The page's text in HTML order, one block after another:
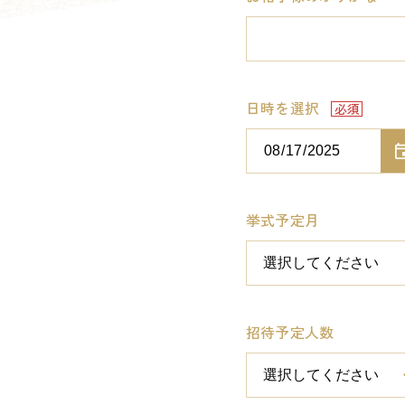
日時を選択
挙式予定月
招待予定人数